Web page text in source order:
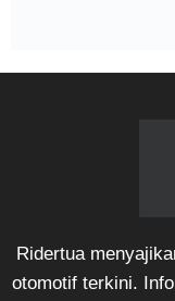
Ridertua
otomotif terkini.